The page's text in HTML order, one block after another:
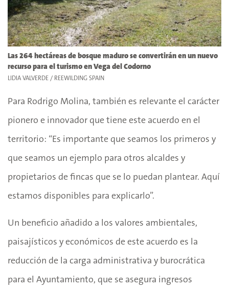
Las 264 hectáreas de bosque maduro se convertirán en un nuevo
recurso para el turismo en Vega del Codorno
LIDIA VALVERDE / REEWILDING SPAIN
Para Rodrigo Molina, también es relevante el carácter
pionero e innovador que tiene este acuerdo en el
territorio: “Es importante que seamos los primeros y
que seamos un ejemplo para otros alcaldes y
propietarios de fincas que se lo puedan plantear. Aquí
estamos disponibles para explicarlo”.
Un beneficio añadido a los valores ambientales,
paisajísticos y económicos de este acuerdo es la
reducción de la carga administrativa y burocrática
para el Ayuntamiento, que se asegura ingresos